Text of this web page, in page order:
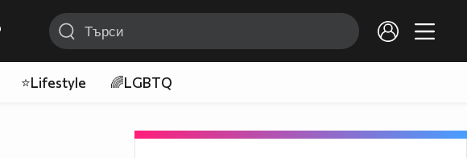
⭐Lifestyle 🌈LGBTQ